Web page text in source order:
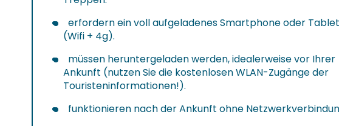
erfordern ein voll aufgeladenes Smartphone oder Tablet
(Wifi + 4g).
müssen heruntergeladen werden, idealerweise vor Ihrer
Ankunft (nutzen Sie die kostenlosen WLAN-Zugänge der
Touristeninformationen!).
funktionieren nach der Ankunft ohne